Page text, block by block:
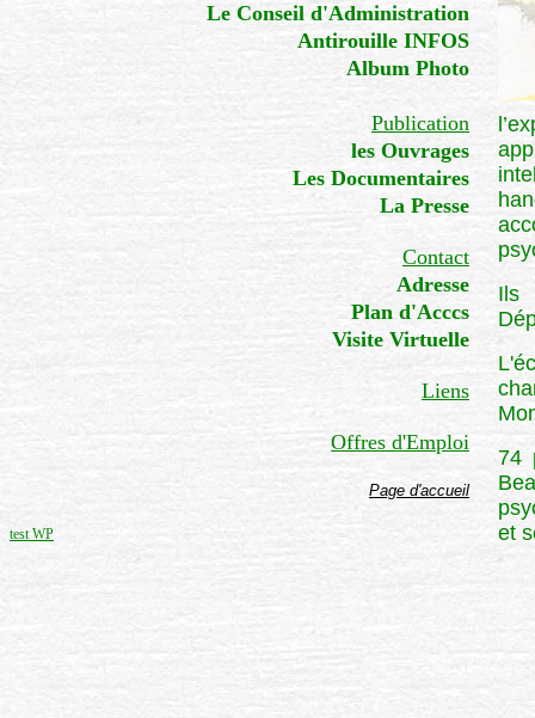
Le Conseil d'Administration
Antirouille INFOS
Album Photo
Publication
les Ouvrages
Les Documentaires
La Presse
Contact
Adresse
Plan d'Acccs
Visite Virtuelle
Liens
Offres d'Emploi
Page d'accueil
test WP
Ils
74
et